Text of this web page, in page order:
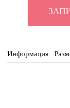
Информация